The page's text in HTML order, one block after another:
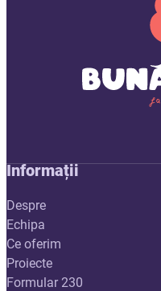
Informații
Despre
Echipa
Ce oferim
Proiecte
Formular 230